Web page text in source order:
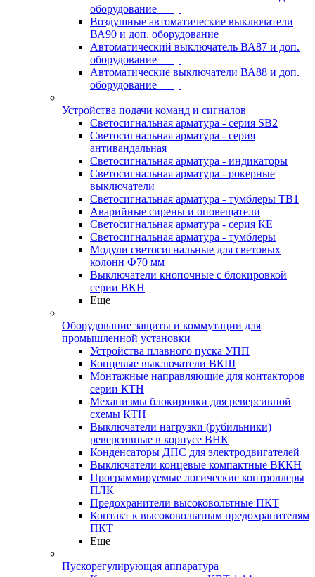
оборудование
Воздушные автоматические выключатели
ВА90 и доп. оборудование
Автоматический выключатель ВА87 и доп.
оборудование
Автоматические выключатели ВА88 и доп.
оборудование
Устройства подачи команд и сигналов
Светосигнальная арматура - серия SB2
Светосигнальная арматура - серия
антивандальная
Светосигнальная арматура - индикаторы
Светосигнальная арматура - рокерные
выключатели
Светосигнальная арматура - тумблеры ТВ1
Аварийные сирены и оповещатели
Светосигнальная арматура - серия КЕ
Светосигнальная арматура - тумблеры
Модули светосигнальные для световых
колонн Ф70 мм
Выключатели кнопочные с блокировкой
серии ВКН
Еще
Оборудование защиты и коммутации для
промышленной установки
Устройства плавного пуска УПП
Концевые выключатели ВКШ
Монтажные направляющие для контакторов
серии КТН
Механизмы блокировки для реверсивной
схемы КТН
Выключатели нагрузки (рубильники)
реверсивные в корпусе ВНК
Конденсаторы ДПС для электродвигателей
Выключатели концевые компактные ВККН
Программируемые логические контроллеры
ПЛК
Предохранители высоковольтные ПКТ
Контакт к высоковольтным предохранителям
ПКТ
Еще
Пускорегулирующая аппаратура